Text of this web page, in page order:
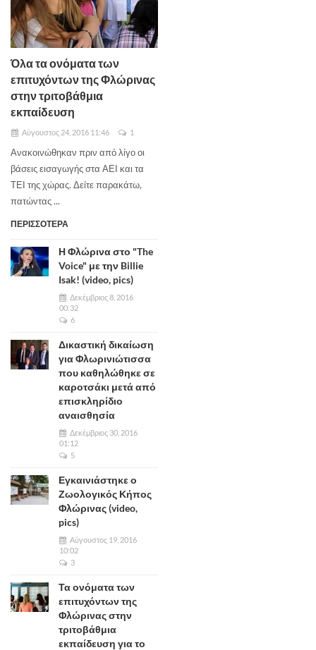
Όλα τα ονόματα των
επιτυχόντων της Φλώρινας
στην τριτοβάθμια
εκπαίδευση
Αύγουστος 24, 2016 11:46 1
Ανακοινώθηκαν πριν από λίγο οι
βάσεις εισαγωγής στα ΑΕΙ και τα
ΤΕΙ της χώρας. Δείτε παρακάτω,
πατώντας ...
ΠΕΡΙΣΣΟΤΕΡΑ
Η Φλώρινα στο "The
Voice" με την Billie
Isak! (video, pics)
Δεκέμβριος 8, 2016
00:32
6
Δικαστική δικαίωση
για Φλωρινιώτισσα
που καθηλώθηκε σε
καροτσάκι μετά από
επισκληρίδιο
αναισθησία
Δεκέμβριος 30, 2016
01:12
5
Εγκαινιάστηκε ο
Ζωολογικός Κήπος
Φλώρινας (video,
pics)
Αύγουστος 19, 2016
10:02
3
Τα ονόματα των
επιτυχόντων της
Φλώρινας στην
τριτοβάθμια
εκπαίδευση για το